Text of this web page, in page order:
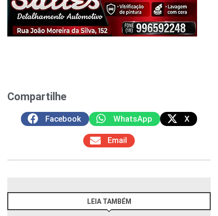
Compartilhe
Facebook WhatsApp X
Email
LEIA TAMBÉM